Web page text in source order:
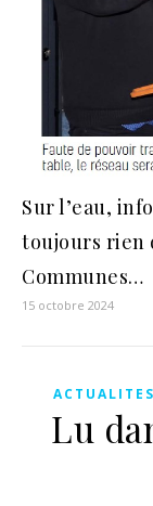
Sur l’eau,
toujours rien
Communes…
15 octobre 2024
ACTUALITES
Lu